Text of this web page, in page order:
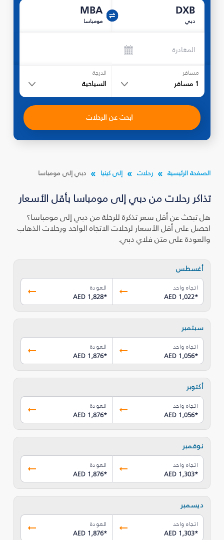
DXB
دبي
MBA
مومباسا
المغادرة
مسافر
1 مسافر
الدرجة
السياحية
ابحث عن الرحلات
الصفحة الرئيسية رحلات إلى كينيا دبي إلى مومباسا
تذاكر رحلات من دبي إلى مومباسا بأقل الأسعار
هل تبحث عن أقل سعر تذكرة للرحلة من دبي إلى مومباسا؟
احصل على أقل الأسعار لرحلات الاتجاه الواحد ورحلات الذهاب
والعودة على متن فلاي دبي.
أغسطس
اتجاه واحد
AED 1,022*
العودة
AED 1,828*
سبتمبر
اتجاه واحد
AED 1,056*
العودة
AED 1,876*
أكتوبر
اتجاه واحد
AED 1,056*
العودة
AED 1,876*
نوفمبر
اتجاه واحد
AED 1,303*
العودة
AED 1,876*
ديسمبر
اتجاه واحد
AED 1,303*
العودة
AED 1,876*